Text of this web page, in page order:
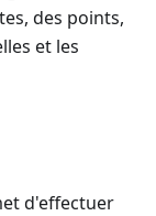
des points,
et les
d'effectuer